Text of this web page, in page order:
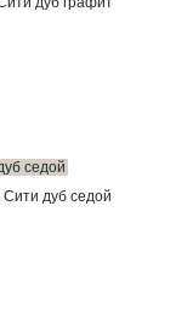
седой